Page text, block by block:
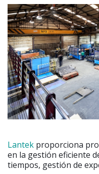
Lantek proporciona
en la gestión eficiente
tiempos, gestión de